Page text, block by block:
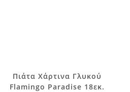
Πιάτα Χάρτινα Γλυκού
Flamingo Paradise 18εκ.